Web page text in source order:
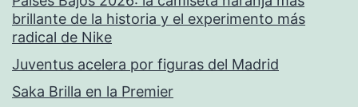
brillante de la historia y el experimento más
radical de Nike
Juventus acelera por figuras del Madrid
Saka Brilla en la Premier